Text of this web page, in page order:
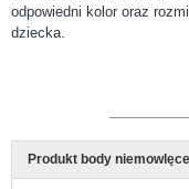
odpowiedni kolor oraz
dziecka.
Produkt body niemowlęce